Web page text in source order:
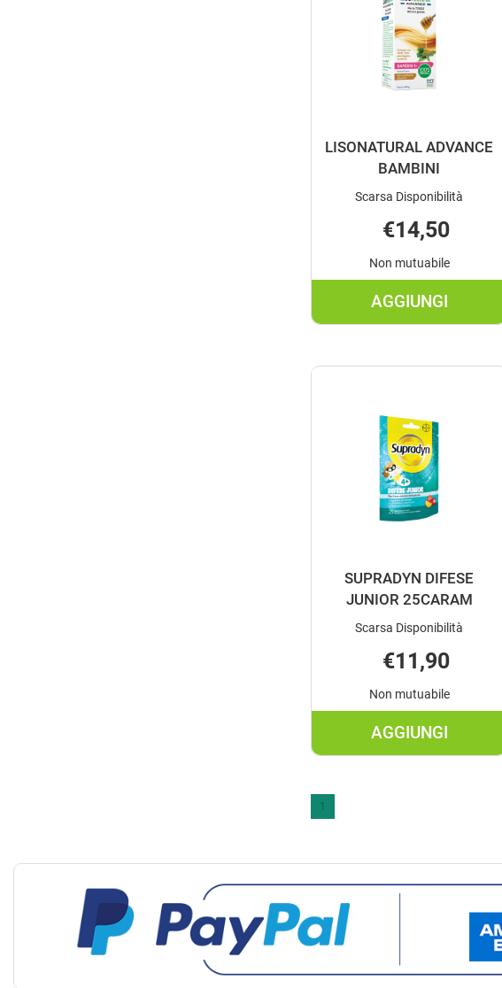
LISONATURAL ADVANCE
BAMBINI
Scarsa Disponibilità
€14,50
Non mutuabile
AGGIUNGI
AGGIUNGI
BAMBINI AL
SUPRADYN DIFESE
JUNIOR 25CARAM
Scarsa Disponibilità
€11,90
Non mutuabile
AGGIUNGI
AGGIUNGI
1